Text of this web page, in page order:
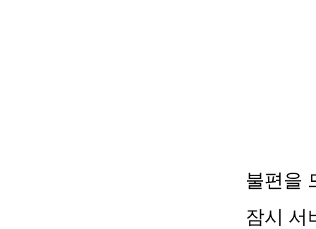
불편을
잠시 서